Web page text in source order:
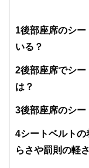
知識がな
関わるこ
ドバイザ
ど150名
をわかり
1 後部座席のシー
いる？
2後部座席でシー
は？
3後部座席のシー
4シートベルト
らさや罰則の軽